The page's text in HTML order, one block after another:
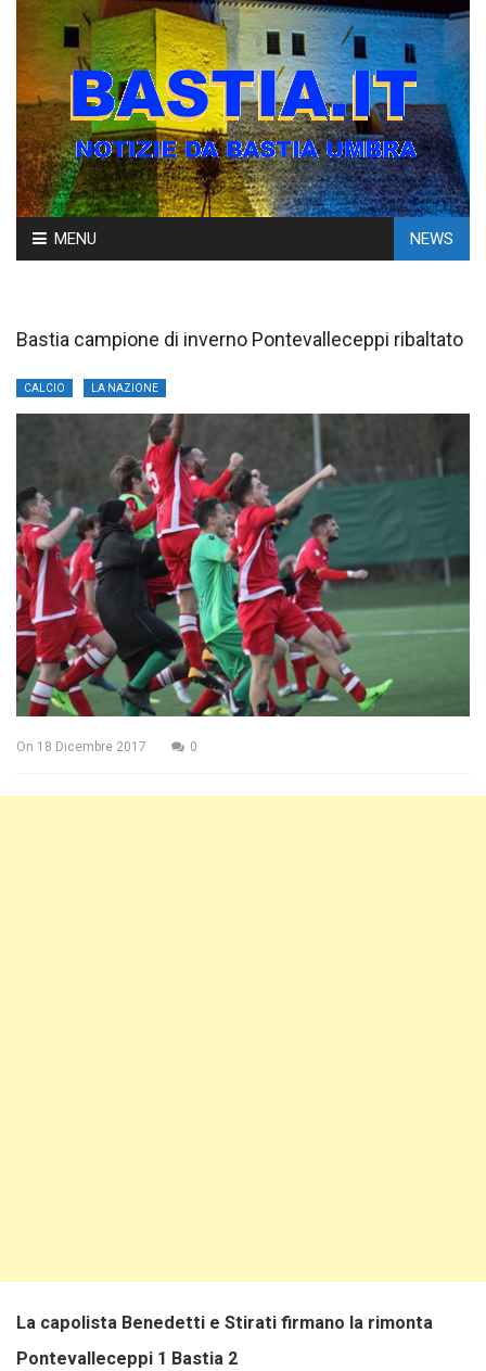
Skip
to
MENU NEWS
Bastia campione di inverno Pontevalleceppi ribaltato
CALCIO LA NAZIONE
On 18 Dicembre 2017 0
La capolista Benedetti e Stirati firmano la rimonta
Pontevalleceppi 1 Bastia 2